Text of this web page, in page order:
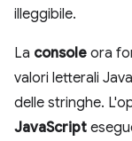
illeggibile.
La console ora
valori letterali
delle stringhe.
JavaScript